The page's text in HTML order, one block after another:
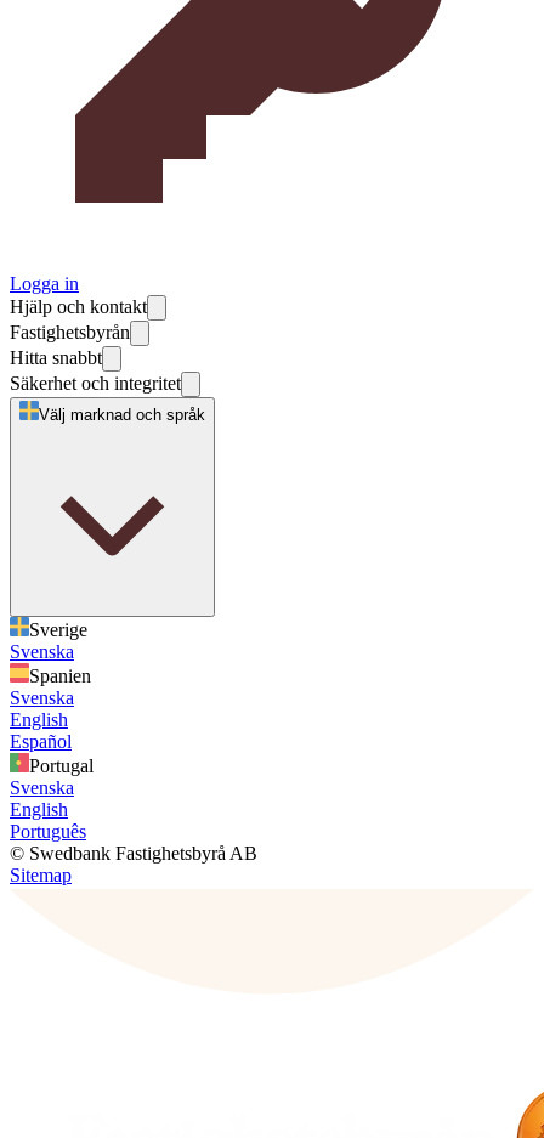
Logga in
Hjälp och kontakt
Fastighetsbyrån
Hitta snabbt
Säkerhet och integritet
Välj marknad och språk
Sverige
Svenska
Spanien
Svenska
English
Español
Portugal
Svenska
English
Português
© Swedbank Fastighetsbyrå AB
Sitemap